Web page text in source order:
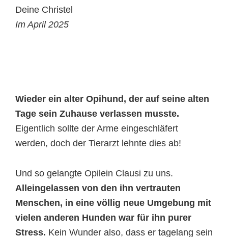
Deine Christel
Im April 2025
Wieder ein alter Opihund, der auf seine alten
Tage sein Zuhause verlassen musste.
Eigentlich sollte der Arme eingeschläfert
werden, doch der Tierarzt lehnte dies ab!
Und so gelangte Opilein Clausi zu uns.
Alleingelassen von den ihn vertrauten
Menschen, in eine völlig neue Umgebung mit
vielen anderen Hunden war für ihn purer
Stress. Kein Wunder also, dass er tagelang sein